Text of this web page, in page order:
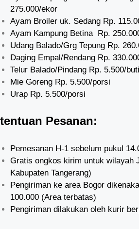
275.000/ekor
Ayam Broiler uk. Sedang Rp.
Ayam Kampung Betina Rp.
Udang Balado/Grg Tepung Rp.
Daging Empal/Rendang Rp.
Telur Balado/Pindang Rp. 5.500/
Mie Goreng Rp. 5.500/porsi
Urap Rp. 5.500/porsi
Pesanan:
Pemesanan H-1 sebelum pukul
Gratis ongkos kirim untuk wilayah
Kabupaten Tangerang)
Pengiriman ke area Bogor
100.000 (Area terbatas)
Pengiriman dilakukan oleh kurir